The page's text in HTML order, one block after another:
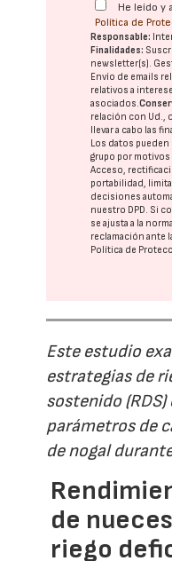
He leído y
Política de
Responsable:
Finalidades:
newsletter(s).
Envío de emails
relativos a
asociados.
relación con Ud.,
llevar a cabo las
Los datos pueden
grupo por
Acceso,
portabilidad,
decisiones
nuestro DPD. Si
se ajusta a la
reclamación ante
Política de
Este estudio
estrategias de
sostenido
parámetros de
de nogal
de
riego